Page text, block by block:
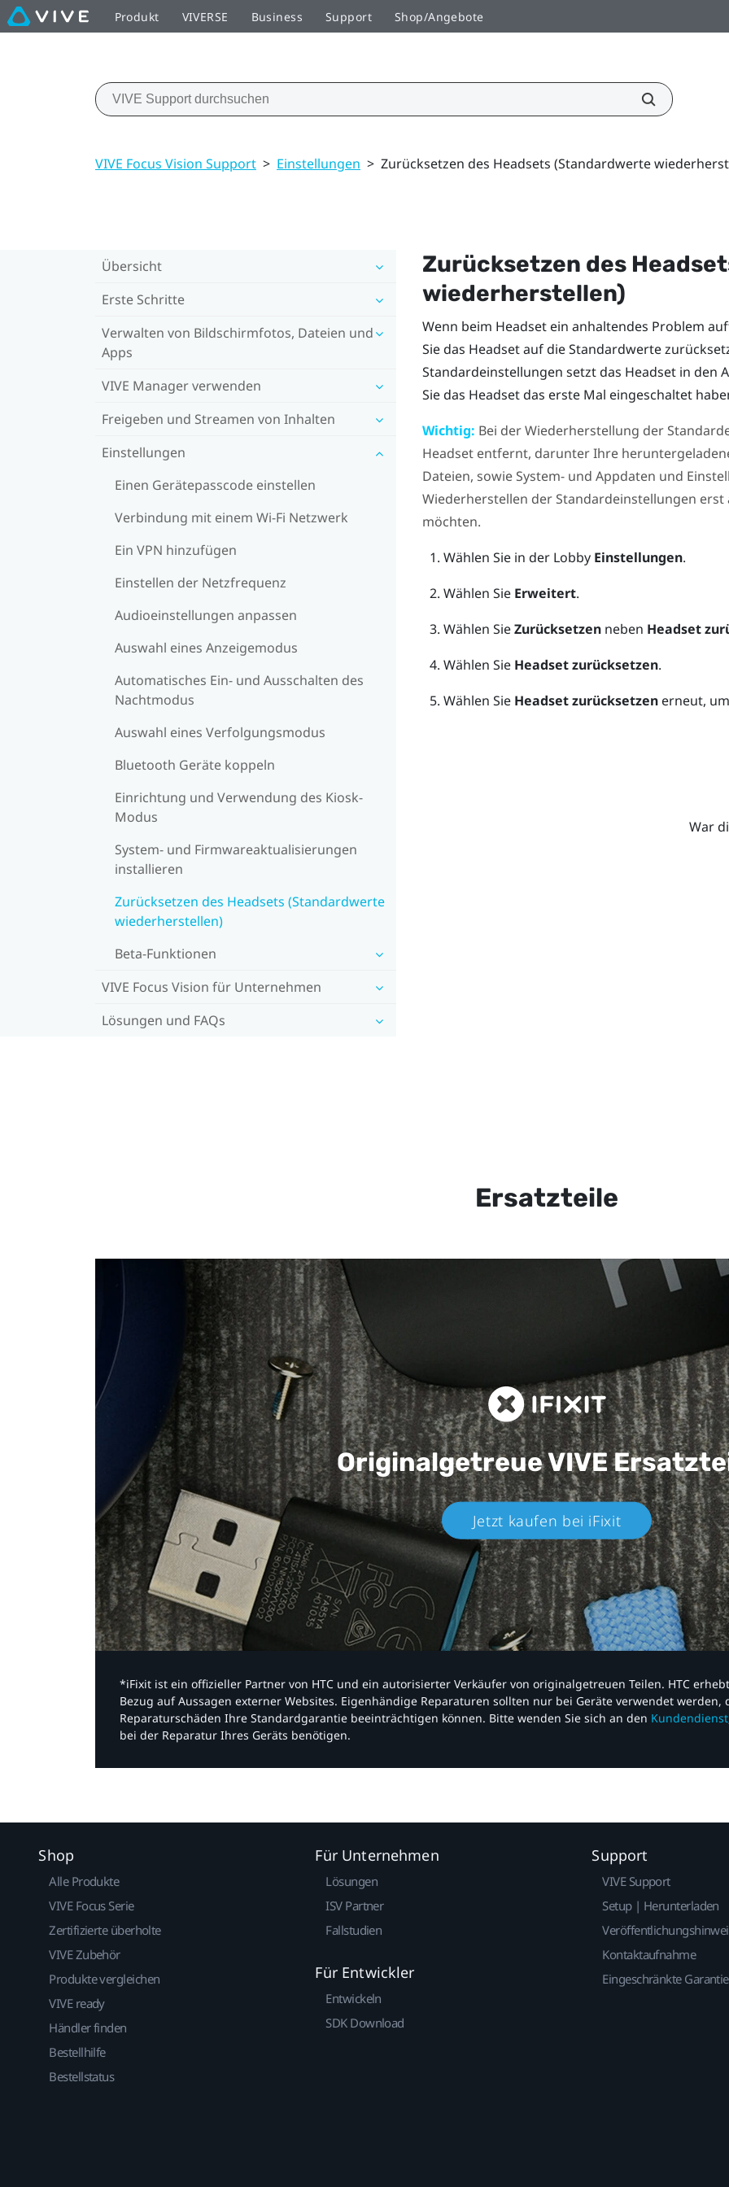
Produkt VIVERSE Business Support Shop/Angebote
VIVE Focus Vision Support > Einstellungen > Zurücksetzen des Headsets (Standardwerte
Übersicht
Erste Schritte
Verwalten von Bildschirmfotos, Dateien und
Apps
VIVE Manager verwenden
Freigeben und Streamen von Inhalten
Einstellungen
Einen Gerätepasscode einstellen
Verbindung mit einem Wi-Fi Netzwerk
Ein VPN hinzufügen
Einstellen der Netzfrequenz
Audioeinstellungen anpassen
Auswahl eines Anzeigemodus
Automatisches Ein- und Ausschalten des
Nachtmodus
Auswahl eines Verfolgungsmodus
Bluetooth Geräte koppeln
Einrichtung und Verwendung des Kiosk-
Modus
System- und Firmwareaktualisierungen
installieren
Zurücksetzen des Headsets (Standardwerte
wiederherstellen)
Beta-Funktionen
VIVE Focus Vision für Unternehmen
Lösungen und FAQs
Zurücksetzen des
wiederherstellen)
Wenn beim Headset ein anhaltendes Problem
Sie das Headset auf die Standardwerte
Standardeinstellungen setzt das Headset in
Sie das Headset das erste Mal eingeschaltet
Wichtig: Bei der Wiederherstellung der
Headset entfernt, darunter Ihre
Dateien, sowie System- und Appdaten und
Wiederherstellen der Standardeinstellungen erst
möchten.
Wählen Sie in der Lobby Einstellungen.
Wählen Sie Erweitert.
Wählen SieZurücksetzenneben Headset
Wählen Sie Headset zurücksetzen.
Wählen Sie Headset zurücksetzenerneut,
War
Ersatzteile
Originalgetreue VIVE
Jetzt kaufen bei iFixit​
*iFixit ist ein offizieller Partner von HTC und ein autorisierter Verkäufer von originalgetreuen Teilen. HTC
Bezug auf Aussagen externer Websites. Eigenhändige Reparaturen sollten nur bei Geräte verwendet
Reparaturschäden Ihre Standardgarantie beeinträchtigen können. Bitte wenden Sie sich an den Kundendienst
bei der Reparatur Ihres Geräts benötigen.​
Shop
Alle Produkte
VIVE Focus Serie
Zertifizierte überholte
VIVE Zubehör
Produkte vergleichen
VIVE ready
Händler finden
Bestellhilfe
Bestellstatus
Für Unternehmen
Lösungen
ISV Partner
Fallstudien
Für Entwickler
Entwickeln
SDK Download
Support
VIVE Support
Setup | Herunterladen
Kontaktaufnahme
Eingeschränkte Garantie